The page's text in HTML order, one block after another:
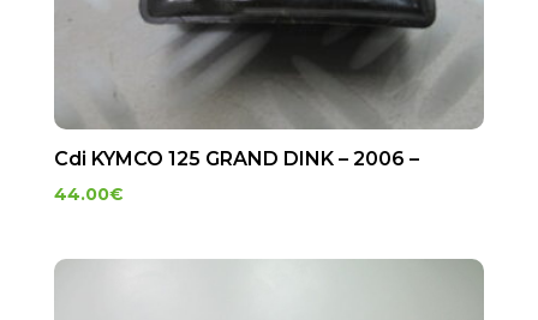
Cdi KYMCO 125 GRAND DINK – 2006 –
44.00€